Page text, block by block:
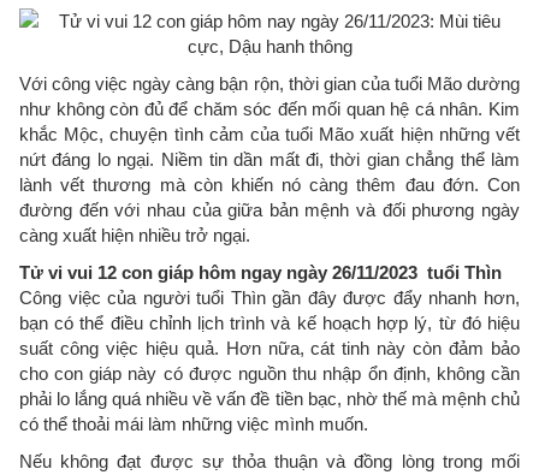
Với công việc ngày càng bận rộn, thời gian của tuổi Mão dường
như không còn đủ để chăm sóc đến mối quan hệ cá nhân. Kim
khắc Mộc, chuyện tình cảm của tuổi Mão xuất hiện những vết
nứt đáng lo ngại. Niềm tin dần mất đi, thời gian chẳng thể làm
lành vết thương mà còn khiến nó càng thêm đau đớn. Con
đường đến với nhau của giữa bản mệnh và đối phương ngày
càng xuất hiện nhiều trở ngại.
Tử vi vui 12 con giáp hôm ngay ngày 26/11/2023 tuổi Thìn
Công việc của người tuổi Thìn gần đây được đẩy nhanh hơn,
bạn có thể điều chỉnh lịch trình và kế hoạch hợp lý, từ đó hiệu
suất công việc hiệu quả. Hơn nữa, cát tinh này còn đảm bảo
cho con giáp này có được nguồn thu nhập ổn định, không cần
phải lo lắng quá nhiều về vấn đề tiền bạc, nhờ thế mà mệnh chủ
có thể thoải mái làm những việc mình muốn.
Nếu không đạt được sự thỏa thuận và đồng lòng trong mối